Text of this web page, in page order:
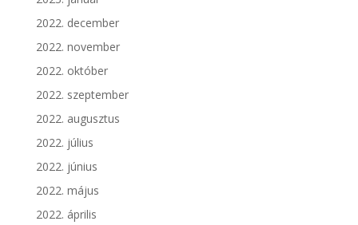
2022. december
2022. november
2022. október
2022. szeptember
2022. augusztus
2022. július
2022. június
2022. május
2022. április